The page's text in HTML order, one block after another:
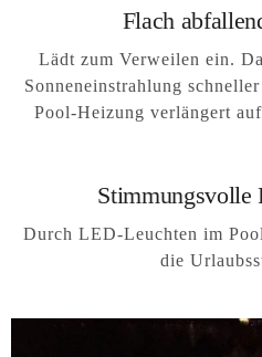
Flach
Lädt zum Verweilen ein.
Sonneneinstrahlung
Pool-Heizung verlängert
Stimmungsvolle
Durch LED-Leuchten im
die